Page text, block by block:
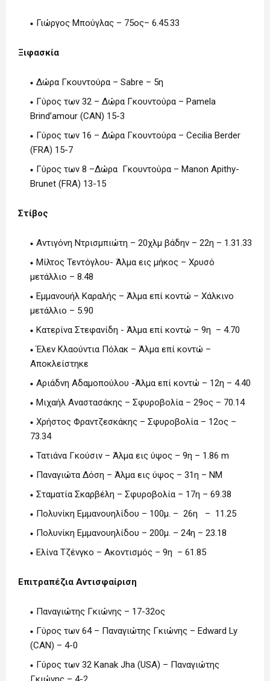
Γιώργος Μπούγλας – 75ος– 6.45.33
Ξιφασκία
Δώρα Γκουντούρα – Sabre – 5η
Γύρος των 32 – Δώρα Γκουντούρα – Pamela
Brind’amour (CAN) 15-3
Γύρος των 16 – Δώρα Γκουντούρα – Cecilia Berder
(FRA) 15-7
Γύρος των 8 –Δώρα Γκουντούρα – Manon Apithy-
Brunet (FRA) 13-15
Στίβος
Αντιγόνη Ντρισμπιώτη – 20χλμ βάδην – 22η – 1.31.33
Μίλτος Τεντόγλου- Άλμα εις μήκος – Χρυσό
μετάλλιο – 8.48
Εμμανουήλ Καραλής – Άλμα επί κοντώ – Χάλκινο
μετάλλιο – 5.90
Κατερίνα Στεφανίδη ­- Άλμα επί κοντώ – 9η – 4.70
Έλεν Κλαούντια Πόλακ – Άλμα επί κοντώ –
Αποκλείστηκε
Αριάδνη Αδαμοπούλου -Άλμα επί κοντώ – 12η – 4.40
Μιχαήλ Αναστασάκης – Σφυροβολία – 29ος – 70.14
Χρήστος Φραντζεσκάκης – Σφυροβολία – 12ος –
73.34
Τατιάνα Γκούσιν – Άλμα εις ύψος – 9η – 1.86 m
Παναγιώτα Δόση – Άλμα εις ύψος – 31η – ΝΜ
Σταματία Σκαρβέλη – Σφυροβολία – 17η – 69.38
Πολυνίκη Εμμανουηλίδου – 100μ. – 26η – 11.25
Πολυνίκη Εμμανουηλίδου – 200μ. – 24η – 23.18
Ελίνα Τζένγκο – Ακοντισμός – 9η – 61.85
Επιτραπέζια Αντισφαίριση
Παναγιώτης Γκιώνης – 17-32ος
Γύρος των 64 – Παναγιώτης Γκιώνης – Edward Ly
(CAN) – 4-0
Γύρος των 32 Kanak Jha (USA) – Παναγιώτης